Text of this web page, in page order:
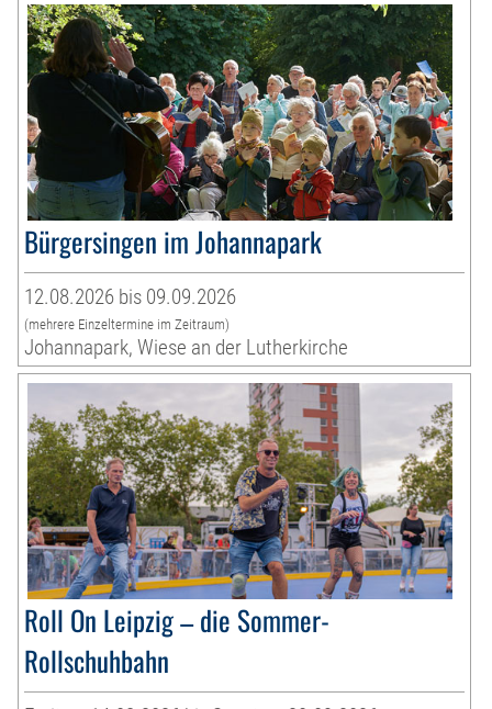
Bürgersingen im Johannapark
12.08.2026 bis 09.09.2026
(mehrere Einzeltermine im Zeitraum)
Johannapark, Wiese an der Lutherkirche
Roll On Leipzig – die Sommer-
Rollschuhbahn